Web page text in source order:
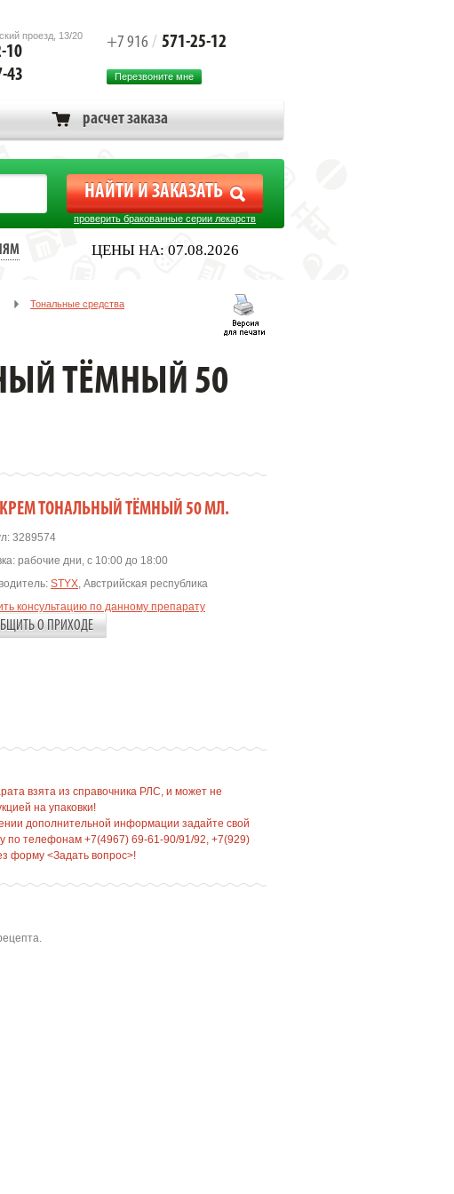
проезд, 13/20
10
43
+7 916 / 571-25-12
Перезвоните мне
расчет заказа
проверить бракованные серии лекарств
ЦЕНЫ НА: 07.08.2026
Тональные средства
ТЁМНЫЙ 50
КРЕМ ТОНАЛЬНЫЙ ТЁМНЫЙ 50 МЛ.
3289574
рабочие дни, с 10:00 до 18:00
STYX, Австрийская республика
консультацию по данному препарату
О ПРИХОДЕ
взята из справочника РЛС, и может не
на упаковки!
дополнительной информации задайте свой
по телефонам +7(4967) 69-61-90/91/92, +7(929)
форму <Задать вопрос>!